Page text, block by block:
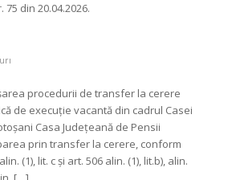
75 din 20.04.2026.
procedurii de transfer la cerere
de execuție vacantă din cadrul Casei
Casa Județeană de Pensii
prin transfer la cerere, conform
(1), lit. c și art. 506 alin. (1), lit.b), alin.